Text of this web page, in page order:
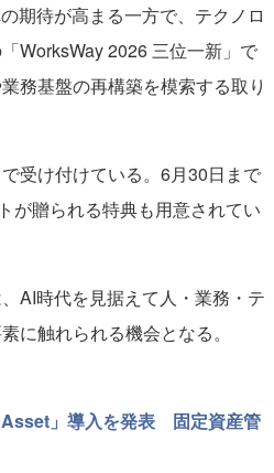
期待が高まる一方で、テクノロ
WorksWay 2026 三位一新」で
務基盤の再構築を模索する取り
受け付けている。6月30日まで
が贈られる特典も用意されてい
AI時代を見据えて人・業務・テ
に触れられる機会となる。
Asset」導入を発表 固定資産管